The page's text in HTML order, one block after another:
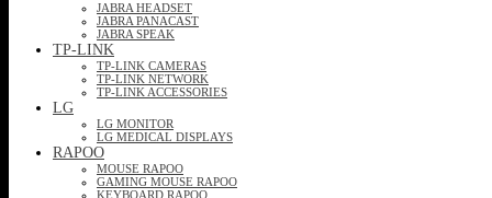
JABRA HEADSET
JABRA PANACAST
JABRA SPEAK
TP-LINK
TP-LINK CAMERAS
TP-LINK NETWORK
TP-LINK ACCESSORIES
LG
LG MONITOR
LG MEDICAL DISPLAYS
RAPOO
MOUSE RAPOO
GAMING MOUSE RAPOO
KEYBOARD RAPOO